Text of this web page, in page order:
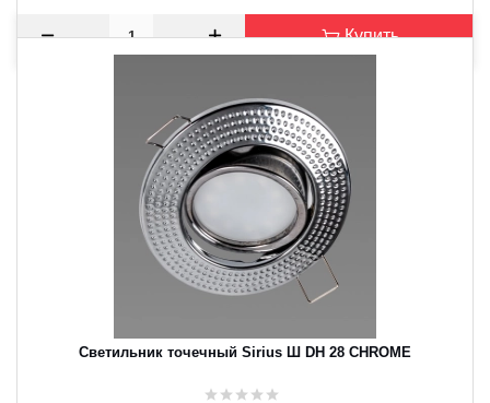
Купить
Светильник точечный Sirius Ш DH 28 CHROME